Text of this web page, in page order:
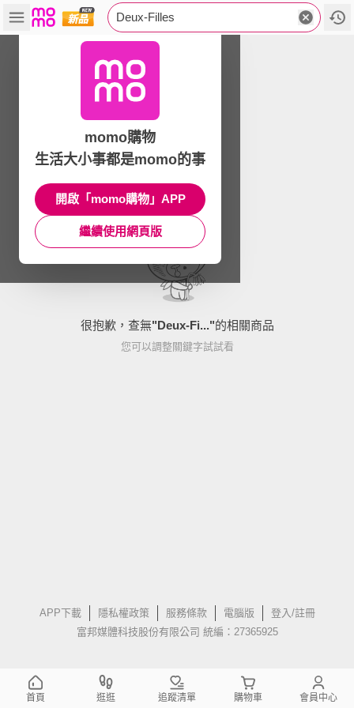
Deux-Filles
很抱歉，查無"Deux-Fi..."的相關商品
您可以調整關鍵字試試看
APP下載 隱私權政策 服務條款 電腦版
登入/註冊
富邦媒體科技股份有限公司 統編：27365925
momo購物
生活大小事都是momo的事
開啟「momo購物」APP
繼續使用網頁版
首頁 逛逛 追蹤清單 購物車 會員中心